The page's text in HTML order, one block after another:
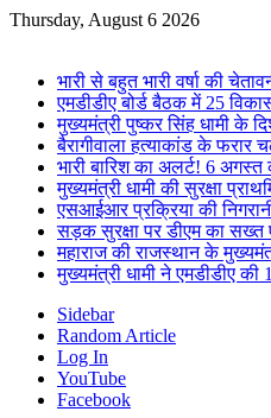
Thursday, August 6 2026
भारी से बहुत भारी वर्षा की
एमडीडीए बोर्ड बैठक में 25
मुख्यमंत्री पुष्कर सिंह धामी के
बैरागीवाला हत्याकांड के फरार
भारी बारिश का अलर्ट! 6
मुख्यमंत्री धामी की सुरक्षा
एसआईआर प्रक्रिया की
सड़क सुरक्षा पर डीएम का सख्त
महाराज की राजस्थान के
मुख्यमंत्री धामी ने एमडीडीए
Sidebar
Random Article
Log In
YouTube
Facebook